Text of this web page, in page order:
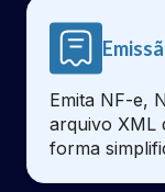
Emita NF-e,
arquivo XML
forma